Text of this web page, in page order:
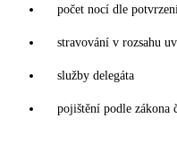
počet nocí dle
stravování v rozsahu
služby delegáta
pojištění podle zákona